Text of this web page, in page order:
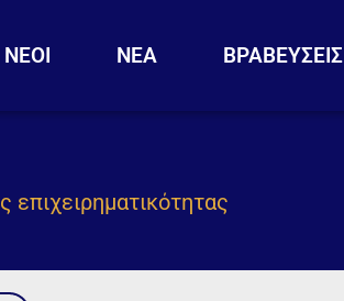
ΝΕΟΙ ΝΕΑ ΒΡΑΒΕΥΣΕΙΣ